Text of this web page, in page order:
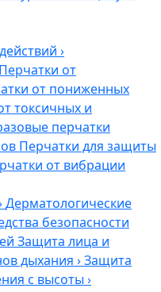
›
Перчатки от
от пониженных
токсичных и
перчатки
Перчатки для защиты
от вибрации
Дерматологические
безопасности
Защита лица и
дыхания ›Защита
с высоты ›